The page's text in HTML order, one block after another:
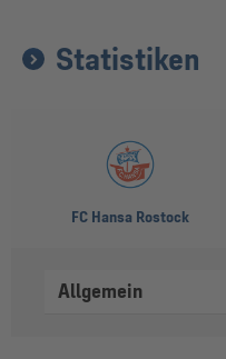
Statistiken
FC Hansa Rostock
Allgemein